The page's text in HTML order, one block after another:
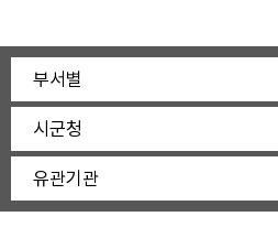
부서별
시군청
유관기관